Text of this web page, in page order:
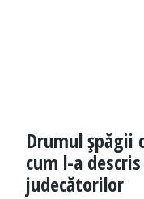
Drumul şpăgii
cum l-a
judecătorilor